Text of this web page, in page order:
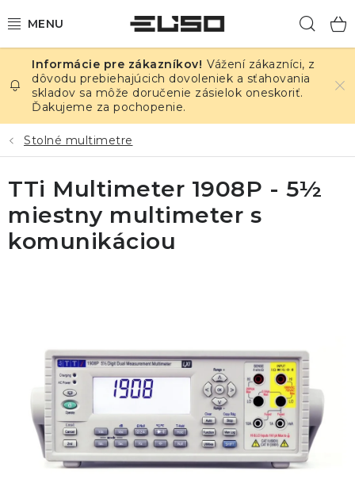
na
ELEKTRINA
TEPLOTA A VLHKOSŤ
TLAK A ÚNIKY
ZÁZNAMNÍKY
KONTAKTY
BLOG
ZNAČKY
Vážení zákazníci, z
dôvodu prebiehajúcich dovoleniek a sťahovania
skladov sa môže doručenie zásielok oneskoriť.
Ďakujeme za pochopenie.
Stolné multimetre
TTi Multimeter 1908P - 5½
miestny multimeter s
komunikáciou